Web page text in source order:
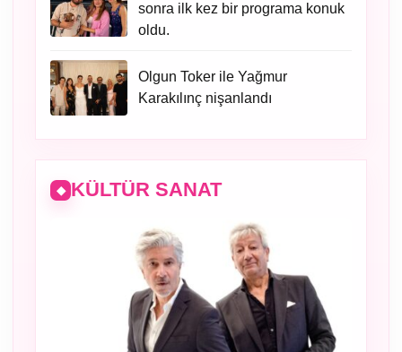
sonra ilk kez bir programa konuk
oldu.
Olgun Toker ile Yağmur
Karakılınç nişanlandı
KÜLTÜR SANAT